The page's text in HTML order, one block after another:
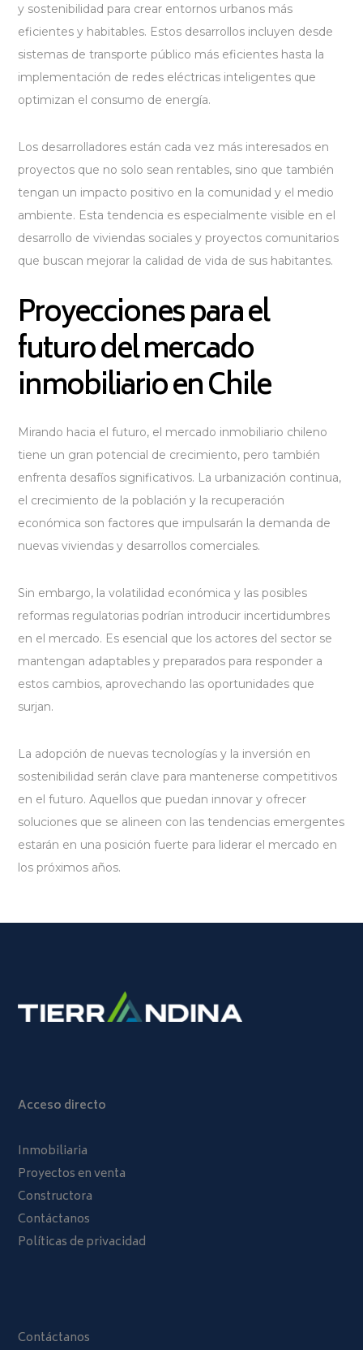
y sostenibilidad para crear entornos urbanos más
eficientes y habitables. Estos desarrollos incluyen desde
sistemas de transporte público más eficientes hasta la
implementación de redes eléctricas inteligentes que
optimizan el consumo de energía.
Los desarrolladores están cada vez más interesados en
proyectos que no solo sean rentables, sino que también
tengan un impacto positivo en la comunidad y el medio
ambiente. Esta tendencia es especialmente visible en el
desarrollo de viviendas sociales y proyectos comunitarios
que buscan mejorar la calidad de vida de sus habitantes.
Proyecciones para el
futuro del mercado
inmobiliario en Chile
Mirando hacia el futuro, el mercado inmobiliario chileno
tiene un gran potencial de crecimiento, pero también
enfrenta desafíos significativos. La urbanización continua,
el crecimiento de la población y la recuperación
económica son factores que impulsarán la demanda de
nuevas viviendas y desarrollos comerciales.
Sin embargo, la volatilidad económica y las posibles
reformas regulatorias podrían introducir incertidumbres
en el mercado. Es esencial que los actores del sector se
mantengan adaptables y preparados para responder a
estos cambios, aprovechando las oportunidades que
surjan.
La adopción de nuevas tecnologías y la inversión en
sostenibilidad serán clave para mantenerse competitivos
en el futuro. Aquellos que puedan innovar y ofrecer
soluciones que se alineen con las tendencias emergentes
estarán en una posición fuerte para liderar el mercado en
los próximos años.
Acceso directo
Inmobiliaria
Proyectos en venta
Constructora
Contáctanos
Políticas de privacidad
Contáctanos